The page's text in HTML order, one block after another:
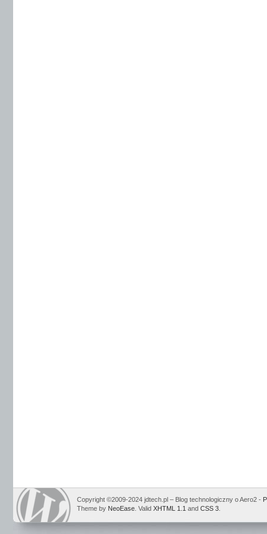
Copyright ©2009-2024 jdtech.pl – Blog technologiczny o Aero2 -
Theme by NeoEase . Valid XHTML 1.1 and CSS 3